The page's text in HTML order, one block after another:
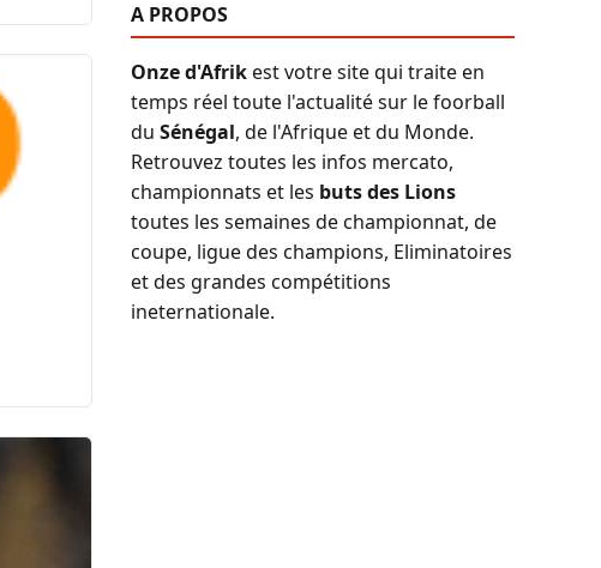
A PROPOS
Onze d'Afrikest votre site qui traite en
temps réel toute l'actualité sur le foorball
du Sénégal, de l'Afrique et du Monde.
Retrouvez toutes les infos mercato,
championnats et les buts des Lions
toutes les semaines de championnat, de
coupe, ligue des champions, Eliminatoires
et des grandes compétitions
ineternationale.